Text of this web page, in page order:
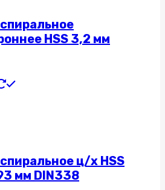
HSS 3,2 мм
ц/х HSS
мм DIN338